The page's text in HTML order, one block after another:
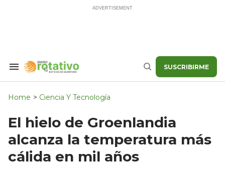
Search
Navigation
Buscar SUSCRIBIRME
Home > Ciencia Y Tecnología
El hielo de Groenlandia
alcanza la temperatura más
cálida en mil años